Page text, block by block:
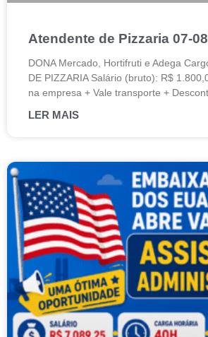
Atendente de Pizzaria 07-
DONA Mercado, Hortifruti e Adega
DE PIZZARIA Salário (bruto): R$
na empresa + Vale transporte +
LER MAIS